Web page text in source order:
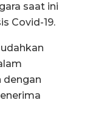
saat ini
Covid-19.
dengan